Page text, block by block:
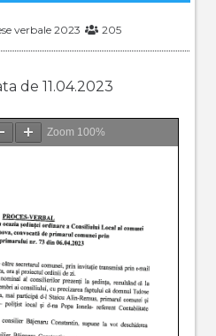
verbale 2023 205
de 11.04.2023
Zoom 100%